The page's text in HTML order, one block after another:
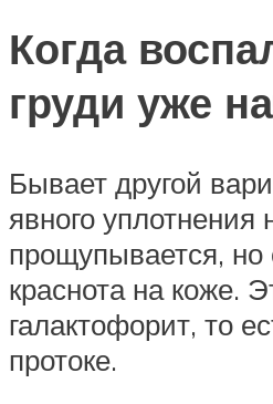
Когда
груди уже
Бывает другой
явного уплотнения
прощупывается, но
краснота на коже.
галактофорит, то
протоке.